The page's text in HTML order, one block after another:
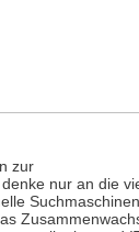
zur
nur an die
Suchmaschinen,